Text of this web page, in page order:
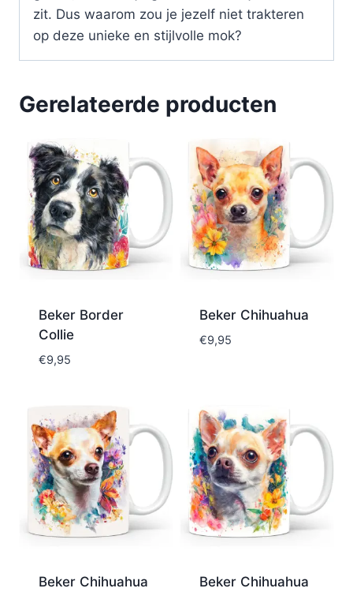
zit. Dus waarom zou je jezelf niet trakteren
op deze unieke en stijlvolle mok?
Gerelateerde producten
Beker Border
Collie
€9,95
Beker Chihuahua
€9,95
Beker Chihuahua Beker Chihuahua